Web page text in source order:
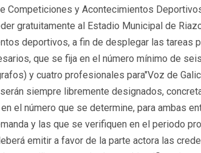
Competiciones y Acontecimientos
gratuitamente al Estadio Municipal de
deportivos, a fin de desplegar las tareas
que se fija en el número mínimo de
y cuatro profesionales para"Voz de
siempre libremente designados,
el número que se determine, para ambas
y las que se verifiquen en el periodo
emitir a favor de la parte actora las